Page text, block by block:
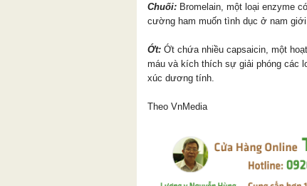
Chuối: Bromelain, một loại enzyme
cường ham muốn tình dục ở nam giới.
Ớt: Ớt chứa nhiều capsaicin, một
máu và kích thích sự giải phóng các
xúc dương tính.
Theo VnMedia